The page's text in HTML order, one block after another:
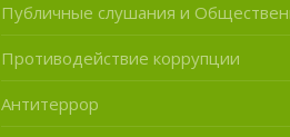
Публичные слушания и
Противодействие коррупции
Антитеррор